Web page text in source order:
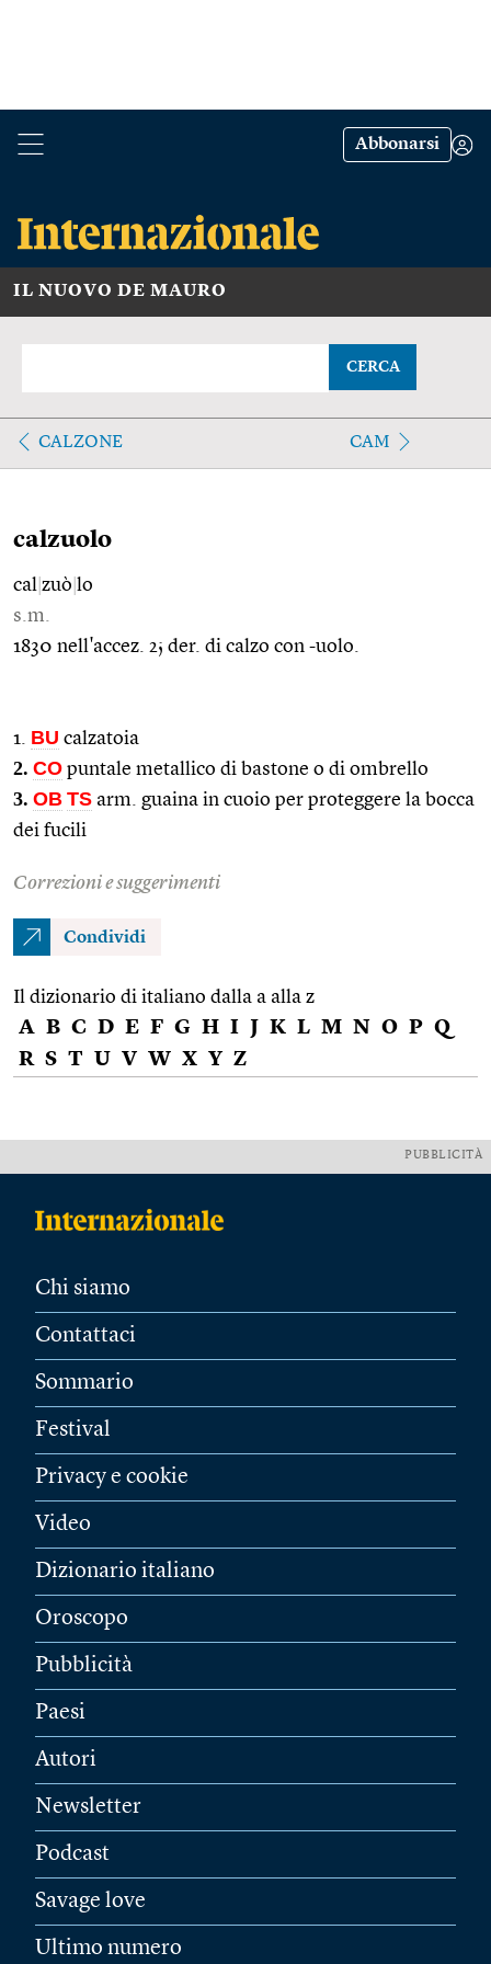
Abbonarsi
IL NUOVO DE MAURO
CERCA
CALZONE CAM
calzuolo
cal zuò lo
s.m.
1830 nell'accez. 2; der. di calzo con -uolo.
1. BU calzatoia
2. CO puntale metallico di bastone o di ombrello
3. OB TS arm. guaina in cuoio per proteggere la bocca
dei fucili
Correzioni e suggerimenti
Condividi
Il dizionario di italiano dalla a alla z
A B C D E F G H I J K L M N O P Q
R S T U V W X Y Z
PUBBLICITÀ
Chi siamo
Contattaci
Sommario
Festival
Privacy e cookie
Video
Dizionario italiano
Oroscopo
Pubblicità
Paesi
Autori
Newsletter
Podcast
Savage love
Ultimo numero